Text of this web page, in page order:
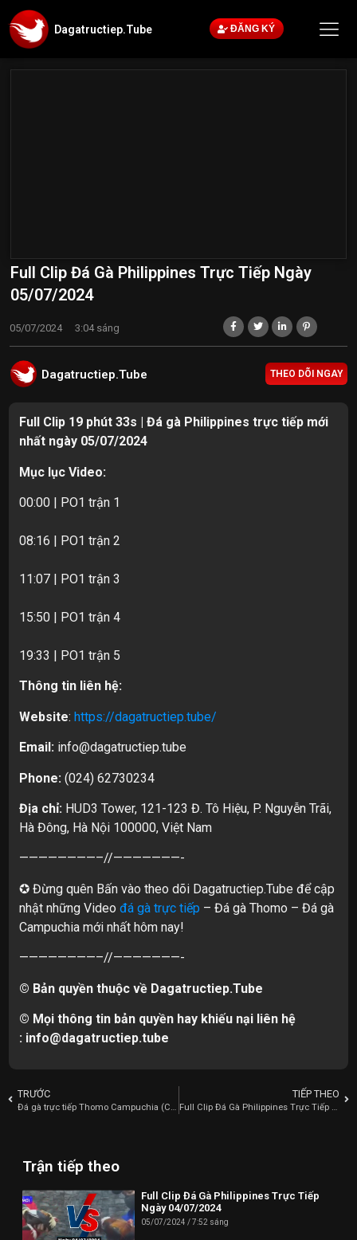
Dagatructiep.Tube ĐĂNG KÝ
Full Clip Đá Gà Philippines Trực Tiếp Ngày
05/07/2024
05/07/2024 3:04 sáng
Dagatructiep.Tube THEO DÕI NGAY
Full Clip 19 phút 33s | Đá gà Philippines trực tiếp mới
nhất ngày 05/07/2024
Mục lục Video:
00:00 | PO1 trận 1
08:16 | PO1 trận 2
11:07 | PO1 trận 3
15:50 | PO1 trận 4
19:33 | PO1 trận 5
Thông tin liên hệ:
Website: https://dagatructiep.tube/
Email: info@dagatructiep.tube
Phone: (024) 62730234
Địa chỉ: HUD3 Tower, 121-123 Đ. Tô Hiệu, P. Nguyễn Trãi,
Hà Đông, Hà Nội 100000, Việt Nam
————————–//———————-
✪ Đừng quên Bấn vào theo dõi Dagatructiep.Tube để cập
nhật những Video đá gà trực tiếp – Đá gà Thomo – Đá gà
Campuchia mới nhất hôm nay!
————————–//———————-
© Bản quyền thuộc về Dagatructiep.Tube
© Mọi thông tin bản quyền hay khiếu nại liên hệ
: info@dagatructiep.tube
TRƯỚC
Đá gà trực tiếp Thomo Campuchia (CPC3) Ngày 05/07/2024
TIẾP THEO
Full Clip Đá Gà Philippines Trực Tiếp Ngày 04/07/2024
Trận tiếp theo
Full Clip Đá Gà Philippines Trực Tiếp
Ngày 04/07/2024
05/07/2024 7:52 sáng